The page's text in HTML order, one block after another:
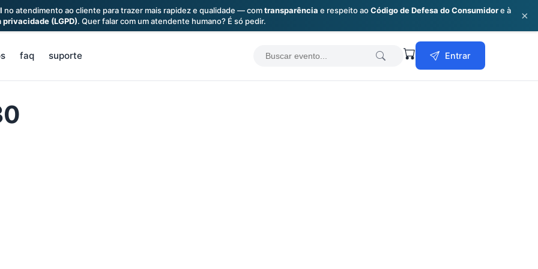
no atendimento ao cliente para trazer mais rapidez e qualidade — comtransparência e respeito aoCódigo de Defesa do Consumidore à
privacidade (LGPD). Quer falar com um atendente humano? É só pedir. ×
faq suporte
Search
Entrar